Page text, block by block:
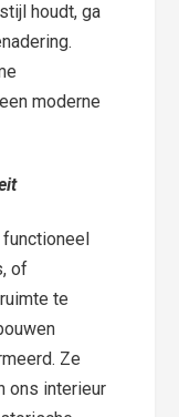
houdt, ga
moderne
functioneel
of
te
Ze
ons interieur